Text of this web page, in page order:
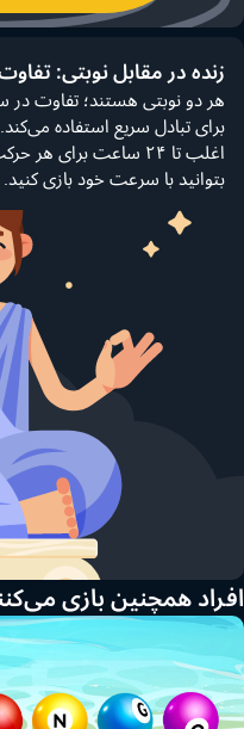
زنده در مقابل نوبتی:
هر دو نوبتی هستند؛ تفاوت در
برای تبادل سریع استفاده
اغلب تا ۲۴ ساعت برای
بتوانید با سرعت خود بازی کنید.
افراد همچنین بازی